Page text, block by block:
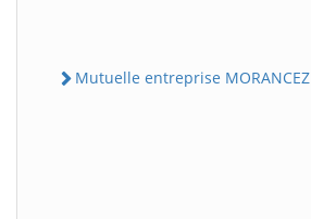
Mutuelle entreprise MORANCEZ